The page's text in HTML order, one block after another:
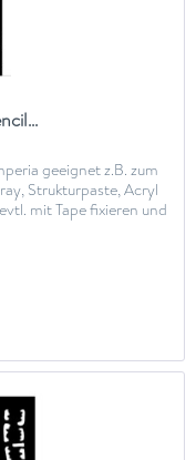
geeignet z.B. zum
Strukturpaste, Acryl
mit Tape fixieren und